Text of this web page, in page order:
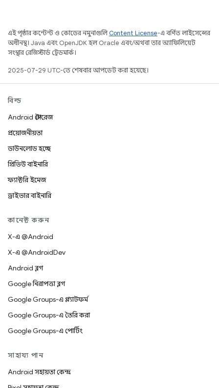
এই পৃষ্ঠার কন্টেন্ট ও কোডের নমুনাগুলিContent License-এ বর্ণিত লাইসেন্সের
অধীনস্থ। Java এবং OpenJDK হল Oracle এবং/অথবা তার অ্যাফিলিয়েট
সংস্থার রেজিস্টার্ড ট্রেডমার্ক।
2025-07-29 UTC-তে শেষবার আপডেট করা হয়েছে।
বিল্ড
Android স্টোরেজ
প্রয়োজনীয়তা
ডাউনলোড হচ্ছে
প্রিভিউ বাইনারি
ফ্যাক্টরি ইমেজ
ড্রাইভার বাইনারি
কানেক্ট করুন
X-এ @Android
X-এ @AndroidDev
Android ব্লগ
Google নিরাপত্তা ব্লগ
Google Groups-এ প্ল্যাটফর্ম
Google Groups-এ তৈরি করা
Google Groups-এ পোর্টিং
সাহায্য পান
Android সহায়তা কেন্দ্র